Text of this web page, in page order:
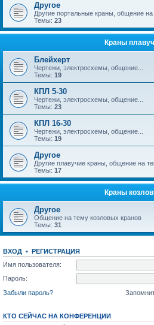
Другое
Другие портальные краны, общение
Темы: 23
Краны
Блейхерт
Чертежи, электросхемы, общение...
Темы: 19
КПЛ 5-30
Чертежи, электросхемы, общение...
Темы: 23
КПЛ 16-30
Чертежи, электросхемы, общение...
Темы: 19
Другое
Другие плавучие краны, общение на
Темы: 17
Краны
Другое
Общение на тему козловых кранов
Темы: 31
ВХОД • РЕГИСТРАЦИЯ
Имя пользователя:
Пароль:
Забыли пароль?
КТО СЕЙЧАС НА КОНФЕРЕНЦИИ